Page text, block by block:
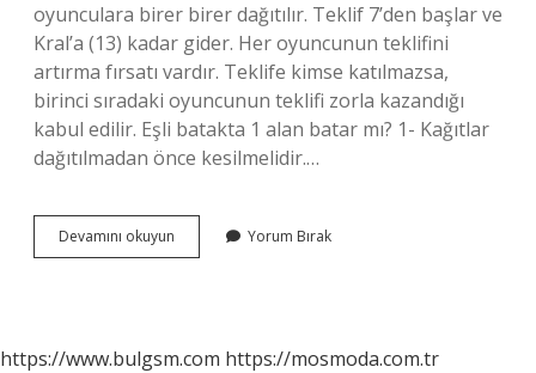
oyunculara birer birer dağıtılır. Teklif 7’den başlar ve
Kral’a (13) kadar gider. Her oyuncunun teklifini
artırma fırsatı vardır. Teklife kimse katılmazsa,
birinci sıradaki oyuncunun teklifi zorla kazandığı
kabul edilir. Eşli batakta 1 alan batar mı? 1- Kağıtlar
dağıtılmadan önce kesilmelidir.…
Devamını okuyun
Nasıl
Yorum Bırak
https://www.bulgsm.com https://mosmoda.com.tr